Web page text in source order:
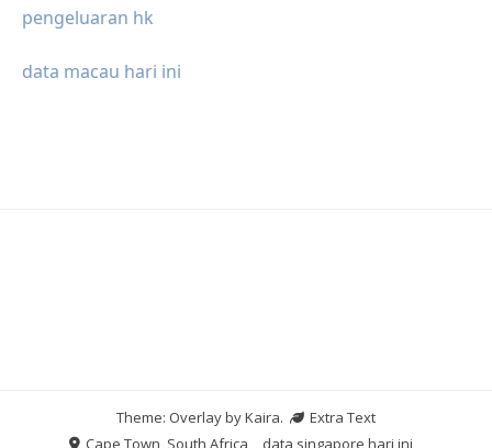
pengeluaran hk
data macau hari ini
Theme: Overlay byKaira.
Extra Text
Cape Town, South Africa
data singapore hari ini